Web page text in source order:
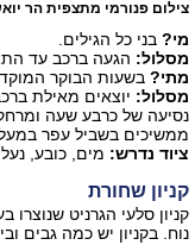
צילום פנורמי מתצפית הר
מי?בני כל הגילים.‏
מסלול: הגעה ברכב עד
מתי?בשעות הבוקר
מסלול:
ממשיכים בשביל עפר
ציוד נדרש: מים, כובע,
קניון שחורת
קניון סלעי הגרניט שנוצרו
נוח. בקניון יש כמה גבים